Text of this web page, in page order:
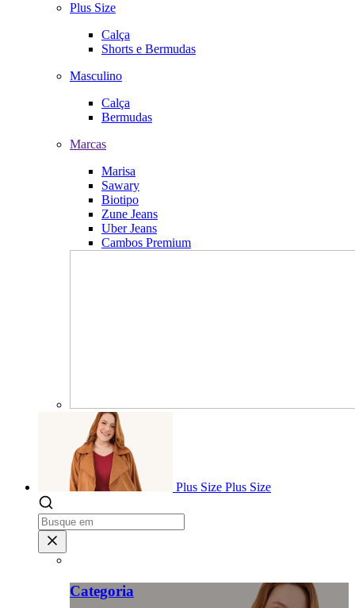
Plus Size
Calça
Shorts e Bermudas
Masculino
Calça
Bermudas
Marcas
Marisa
Sawary
Biotipo
Zune Jeans
Uber Jeans
Cambos Premium
Plus Size Plus Size
Categoria